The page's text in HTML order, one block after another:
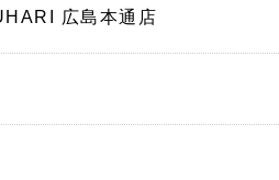
広島本通店